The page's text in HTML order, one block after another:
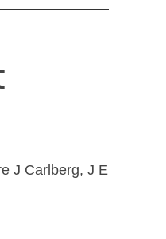
J Carlberg, J E